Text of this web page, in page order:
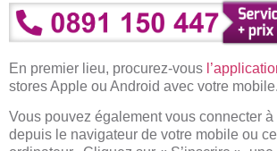
En premier lieu, procurez-vous
stores Apple ou Android avec votre mobile.
Vous pouvez également vous connecter à
depuis le navigateur de votre mobile ou